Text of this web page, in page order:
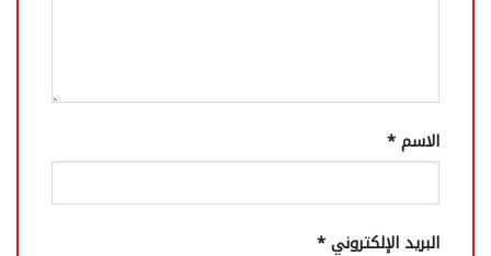
الاسم*
البريد الإلكتروني*